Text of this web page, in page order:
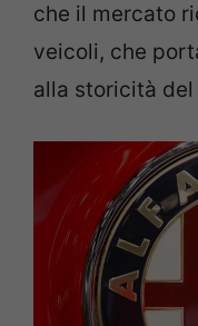
che il mercato
veicoli, che
alla storicità del